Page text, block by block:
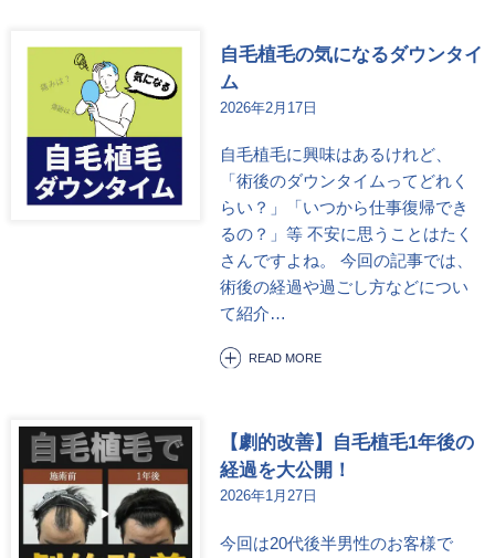
2026年2月17日
自毛植毛の気になるダウンタイ
ム
自毛植毛に興味はあるけれど、
「術後のダウンタイムってどれく
らい？」「いつから仕事復帰でき
るの？」等 不安に思うことはたく
さんですよね。 今回の記事では、
術後の経過や過ごし方などについ
て紹介…
READ MORE
2026年1月27日
【劇的改善】自毛植毛1年後の
経過を大公開！
今回は20代後半男性のお客様で